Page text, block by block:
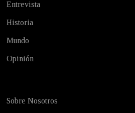
Entrevista
Historia
Mundo
Opinión
Sobre Nosotros